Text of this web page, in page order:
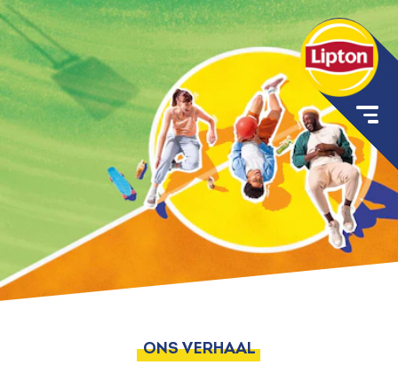
ONS VERHAAL